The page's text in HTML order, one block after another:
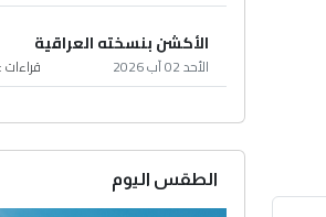
الأكشن بنسخته العراقية
الأحد 02 آب 2026 قراءات :
الطقس اليوم